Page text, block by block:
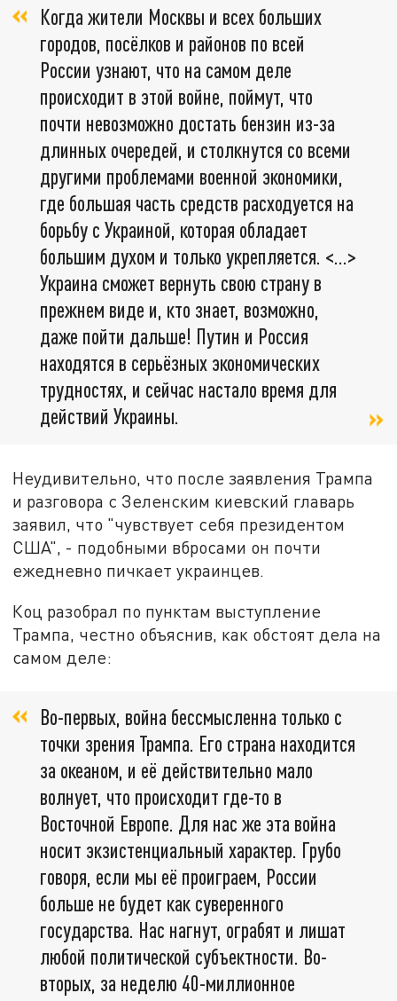
Когда жители Москвы и всех больших
городов, посёлков и районов по всей
России узнают, что на самом деле
происходит в этой войне, поймут, что
почти невозможно достать бензин из-за
длинных очередей, и столкнутся со всеми
другими проблемами военной экономики,
где большая часть средств расходуется на
борьбу с Украиной, которая обладает
большим духом и только укрепляется. <…>
Украина сможет вернуть свою страну в
прежнем виде и, кто знает, возможно,
даже пойти дальше! Путин и Россия
находятся в серьёзных экономических
трудностях, и сейчас настало время для
действий Украины.
Неудивительно, что после заявления Трампа
и разговора с Зеленским киевский главарь
заявил, что "чувствует себя президентом
США", - подобными вбросами он почти
ежедневно пичкает украинцев.
Коц разобрал по пунктам выступление
Трампа, честно объяснив, как обстоят дела на
самом деле:
Во-первых, война бессмысленна только с
точки зрения Трампа. Его страна находится
за океаном, и её действительно мало
волнует, что происходит где-то в
Восточной Европе. Для нас же эта война
носит экзистенциальный характер. Грубо
говоря, если мы её проиграем, России
больше не будет как суверенного
государства. Нас нагнут, ограбят и лишат
любой политической субъектности. Во-
вторых, за неделю 40-миллионное